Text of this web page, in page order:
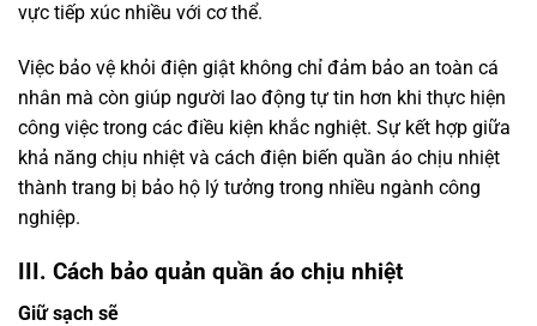
vực tiếp xúc nhiều với cơ thể.
Việc bảo vệ khỏi điện giật không chỉ đảm bảo an toàn cá
nhân mà còn giúp người lao động tự tin hơn khi thực hiện
công việc trong các điều kiện khắc nghiệt. Sự kết hợp giữa
khả năng chịu nhiệt và cách điện biến quần áo chịu nhiệt
thành trang bị bảo hộ lý tưởng trong nhiều ngành công
nghiệp.
III. Cách bảo quản quần áo chịu nhiệt
Giữ sạch sẽ